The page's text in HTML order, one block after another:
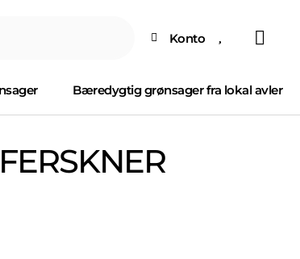
Konto
Bæredygtig grønsager fra lokal avler